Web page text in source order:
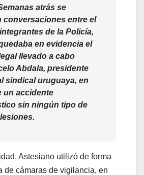
atrás se
conversaciones entre el
de la Policía,
en evidencia el
llevado a cabo
Abdala, presidente
sindical uruguaya, en
un accidente
sin ningún tipo de
Astesiano utilizó de forma
de cámaras de vigilancia, en